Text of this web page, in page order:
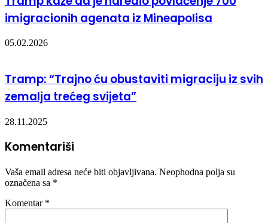
imigracionih agenata iz Mineapolisa
05.02.2026
Tramp: “Trajno ću obustaviti migraciju iz svih
zemalja trećeg svijeta”
28.11.2025
Komentariši
Vaša email adresa neće biti objavljivana. Neophodna polja su
označena sa *
Komentar *